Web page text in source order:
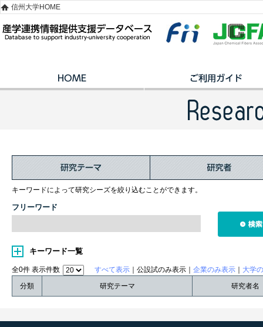
信州大学HOME
キーワードによって研究シーズを絞り込むことができます。
フリーワード
キーワード一覧
全0件 表示件数 すべて表示 ｜公設試のみ表示｜ 企業のみ表示
大学
分類
研究テーマ 研究者名